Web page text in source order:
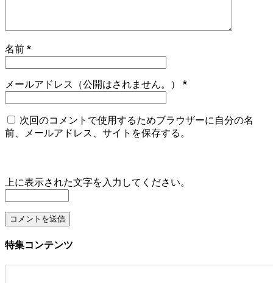
名前 *
メールアドレス（公開はされません。） *
次回のコメントで使用するためブラウザーに自分の名
前、メールアドレス、サイトを保存する。
上に表示された文字を入力してください。
特集コンテンツ